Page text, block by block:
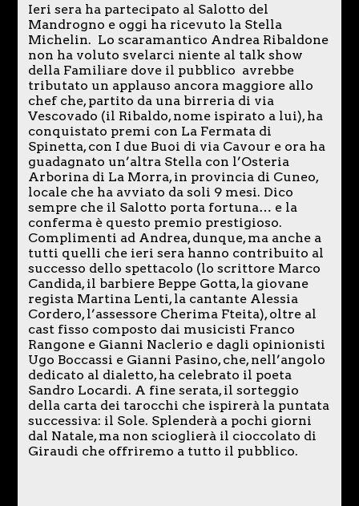
Ieri sera ha partecipato al Salotto del
Mandrogno e oggi ha ricevuto la Stella
Michelin. Lo scaramantico Andrea Ribaldone
non ha voluto svelarci niente al talk show
della Familiare dove il pubblico avrebbe
tributato un applauso ancora maggiore allo
chef che, partito da una birreria di via
Vescovado (il Ribaldo, nome ispirato a lui), ha
conquistato premi con La Fermata di
Spinetta, con I due Buoi di via Cavour e ora ha
guadagnato un’altra Stella con l’Osteria
Arborina di La Morra, in provincia di Cuneo,
locale che ha avviato da soli 9 mesi. Dico
sempre che il Salotto porta fortuna… e la
conferma è questo premio prestigioso.
Complimenti ad Andrea, dunque, ma anche a
tutti quelli che ieri sera hanno contribuito al
successo dello spettacolo (lo scrittore Marco
Candida, il barbiere Beppe Gotta, la giovane
regista Martina Lenti, la cantante Alessia
Cordero, l’assessore Cherima Fteita), oltre al
cast fisso composto dai musicisti Franco
Rangone e Gianni Naclerio e dagli opinionisti
Ugo Boccassi e Gianni Pasino, che, nell’angolo
dedicato al dialetto, ha celebrato il poeta
Sandro Locardi. A fine serata, il sorteggio
della carta dei tarocchi che ispirerà la puntata
successiva: il Sole. Splenderà a pochi giorni
dal Natale, ma non scioglierà il cioccolato di
Giraudi che offriremo a tutto il pubblico.